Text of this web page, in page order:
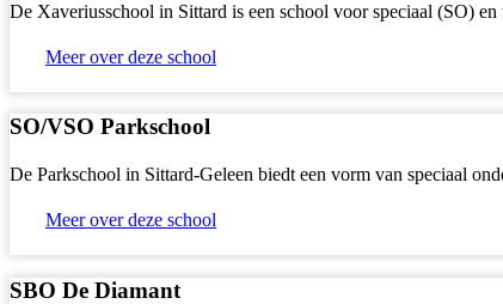
De Xaveriusschool in Sittard is een school voor speciaal (SO)
Meer over deze school
SO/VSO Parkschool
De Parkschool in Sittard-Geleen biedt een vorm van speciaal
Meer over deze school
SBO De Diamant